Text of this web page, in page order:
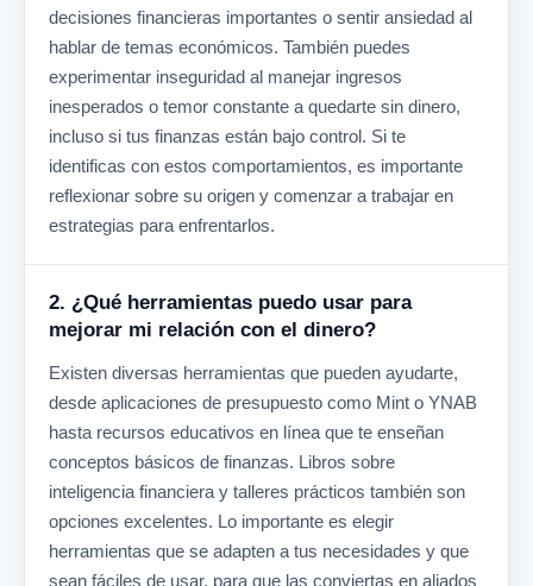
decisiones financieras importantes o sentir ansiedad al
hablar de temas económicos. También puedes
experimentar inseguridad al manejar ingresos
inesperados o temor constante a quedarte sin dinero,
incluso si tus finanzas están bajo control. Si te
identificas con estos comportamientos, es importante
reflexionar sobre su origen y comenzar a trabajar en
estrategias para enfrentarlos.
2. ¿Qué herramientas puedo usar para
mejorar mi relación con el dinero?
Existen diversas herramientas que pueden ayudarte,
desde aplicaciones de presupuesto como Mint o YNAB
hasta recursos educativos en línea que te enseñan
conceptos básicos de finanzas. Libros sobre
inteligencia financiera y talleres prácticos también son
opciones excelentes. Lo importante es elegir
herramientas que se adapten a tus necesidades y que
sean fáciles de usar, para que las conviertas en aliados